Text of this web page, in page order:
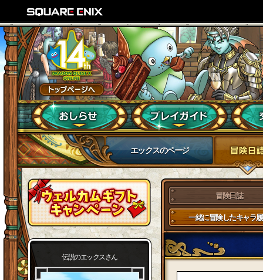
エックスのページ
伝説のエックスさん
冒険日誌
一緒に冒険したキャラ